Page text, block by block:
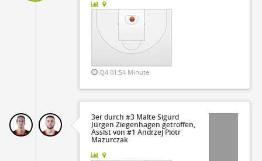
Q4 01:54 Minute
3er durch #3 Malte Sigurd
Jürgen Ziegenhagen getroffen,
Assist von #1 Andrzej Piotr
Mazurczak